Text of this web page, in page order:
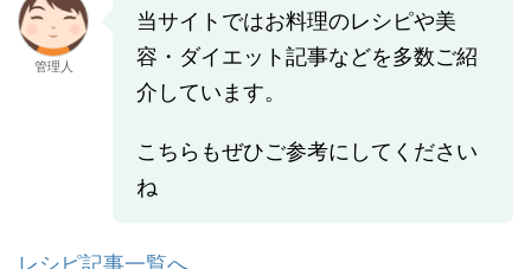
管理人
当サイトではお料理のレシピや美
容・ダイエット記事などを多数ご紹
介しています。
こちらもぜひご参考にしてください
ね